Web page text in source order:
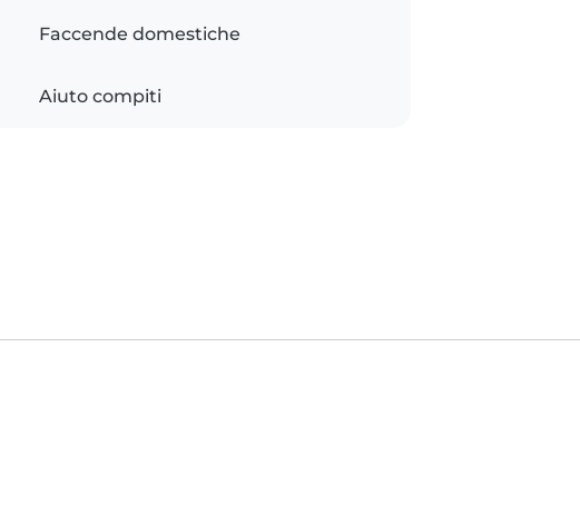
Faccende domestiche
Aiuto compiti